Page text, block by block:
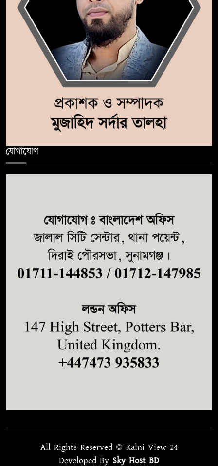
যোগাযোগ
All Rights Reserved © Kalni View 24
Developed By Sky Host BD